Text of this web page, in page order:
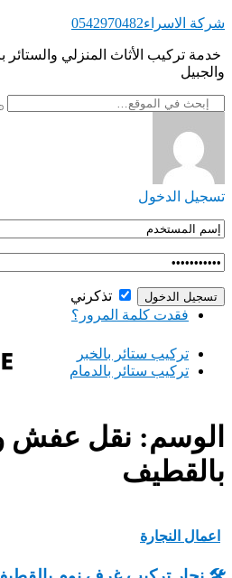
التجاوز
المحتوى
شركة الاسراء0542970482
‏خدمة تركيب الأثاث المنزلي والستائر
والجبيل
تسجيل الدخول
تذكرني
فقدت كلمة المرور؟
‏تركيب ستائر بالخبر
‏تركيب ستائر بالدمام
الوسم: نقل عفش
بالقطيف
اعمال النجارة